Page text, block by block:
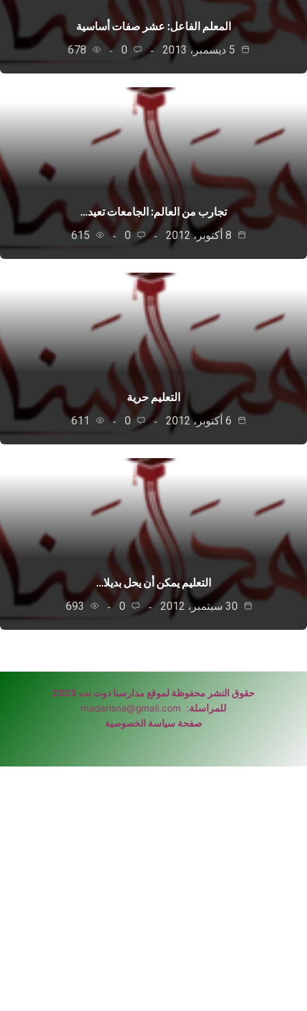
المعلم الفاعل: عشر صفات أساسية
0
678
تجارب من العالم: الجامعات تعيد…
0
615
التعليم حرية
0
611
التعليم يمكن أن يحل بديلا…
0
693
حقوق النشر محفوظة لموقع مدارسنا دوت نت 2025
للمراسلة:
madarisna@gmail.com
صفحة سياسة الخصوصية